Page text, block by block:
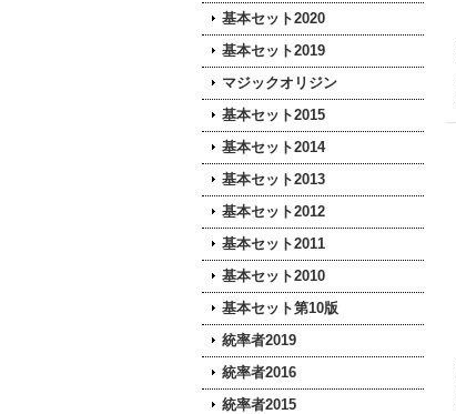
基本セット2020
基本セット2019
マジックオリジン
基本セット2015
基本セット2014
基本セット2013
基本セット2012
基本セット2011
基本セット2010
基本セット第10版
統率者2019
統率者2016
統率者2015